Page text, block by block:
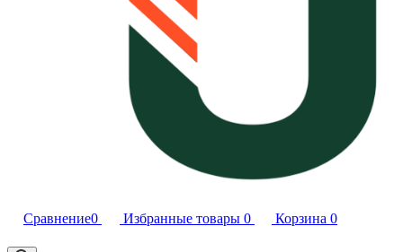
Сравнение0 Избранные товары 0 Корзина 0